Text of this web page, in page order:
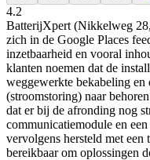
4.2
BatterijXpert (Nikkelweg
zich in de Google Places
inzetbaarheid en vooral
klanten noemen dat de
weggewerkte bekabeling en
(stroomstoring) naar
dat er bij de afronding nog
communicatiemodule en
vervolgens hersteld met
bereikbaar om oplossingen